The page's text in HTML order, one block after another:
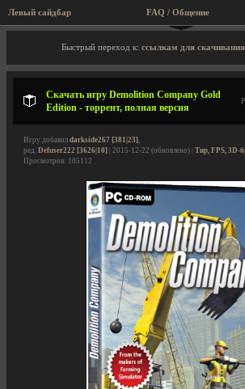
Левый сайдбар FAQ / Общение
Описание игры, торрент, скриншоты,
Быстрый переход к: ссылкам для скачивания
Скачать игру Demolition Company Gold
Edition - торрент, полная версия
Игру добавил darkside267 [381|23],
ред. Defuser222 [3626|10] | 2015-12-22 (обновлено) | Тир, FPS, 3D-
Просмотров: 105112